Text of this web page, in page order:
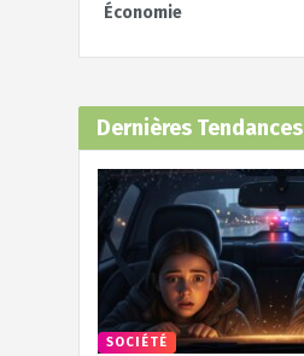
Économie
Dernières Tendances
SOCIÉTÉ